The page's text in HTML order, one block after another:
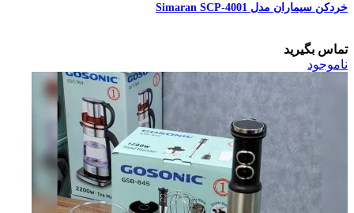
خردکن سیماران مدل Simaran SCP-4001
تماس بگیرید
ناموجود